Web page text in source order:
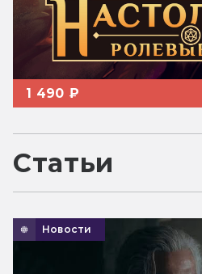
1 490 ₽
Статьи
Новости